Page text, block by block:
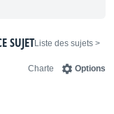
< Liste des sujets
SUJET
Options
Charte